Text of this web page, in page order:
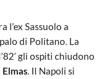
l’ex Sassuolo a
di Politano. La
gli ospiti chiudono
Elmas. Il Napoli si